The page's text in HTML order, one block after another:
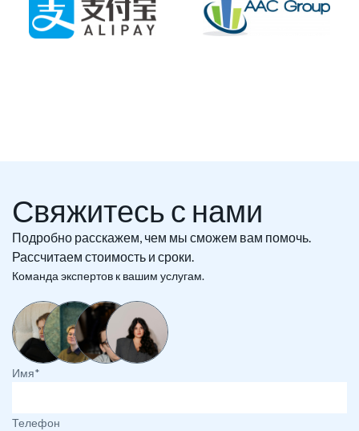
Свяжитесь с нами
Подробно расскажем, чем мы сможем вам помочь.
Рассчитаем стоимость и сроки.
Команда экспертов к вашим услугам.
Имя*
Телефон